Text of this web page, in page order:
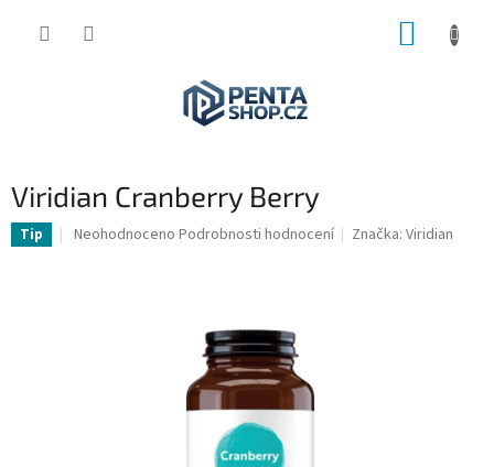
Viridian Cranberry Berry
Tip
Průměrné
Neohodnoceno Podrobnosti hodnocení Značka:Viridian